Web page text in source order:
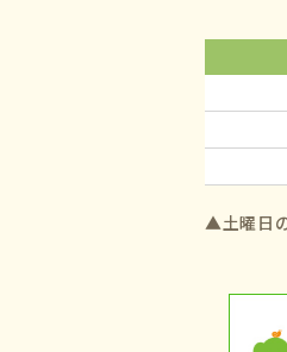
▲土曜日